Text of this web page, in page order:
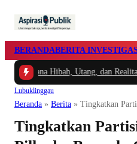
BERANDABERITA
Hibah, Utang, dan Realitas
Lubuklinggau
Beranda » Berita » Tingkatkan
Tingkatkan